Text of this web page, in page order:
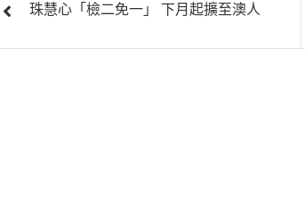
章
珠慧心「檢二免一」 下月起擴至澳人